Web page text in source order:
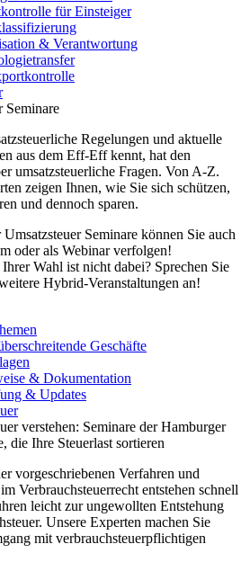
für Einsteiger
& Verantwortung
Seminare
Regelungen und aktuelle
aus dem Eff-Eff kennt, hat den
umsatzsteuerliche Fragen. Von A-Z.
zeigen Ihnen, wie Sie sich schützen,
und dennoch sparen.
Seminare können Sie auch
oder als Webinar verfolgen!
Wahl ist nicht dabei? Sprechen Sie
Hybrid-Veranstaltungen an!
Geschäfte
& Dokumentation
& Updates
verstehen: Seminare der Hamburger
die Ihre Steuerlast sortieren
vorgeschriebenen Verfahren und
Verbrauchsteuerrecht entstehen schnell
leicht zur ungewollten Entstehung
Unsere Experten machen Sie
mit verbrauchsteuerpflichtigen